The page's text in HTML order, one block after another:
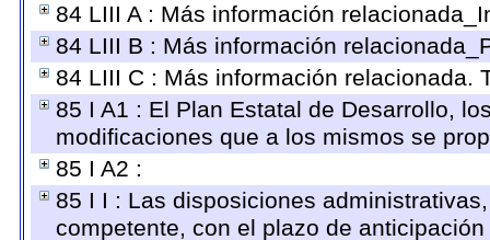
84 LIII A : Más información
84 LIII B : Más información
84 LIII C : Más información relacionada.
85 I A1 : El Plan Estatal de Desarrollo,
modificaciones que a los mismos se
85 I A2 :
85 I I : Las disposiciones
competente, con el plazo de